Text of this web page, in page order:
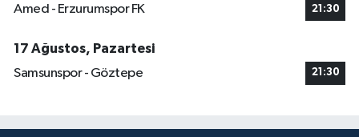
Amed - Erzurumspor FK 21:30
17 Ağustos, Pazartesi
Samsunspor - Göztepe
21:30